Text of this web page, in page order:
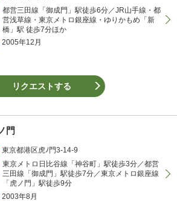
都営三田線「御成門」駅徒歩6分／JR山手線・都
営浅草線・東京メトロ銀座線・ゆりかもめ「新
橋」駅 徒歩7分ほか
2005年12月
リクエストする
門
東京都港区虎ﾉ門3-14-9
東京メトロ日比谷線「神谷町」駅徒歩3分／都営
三田線「御成門」駅徒歩7分／東京メトロ銀座線
「虎ノ門」駅徒歩9分
2003年8月